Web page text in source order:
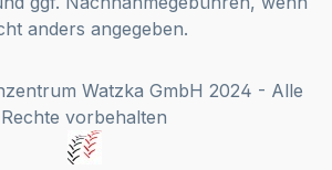
anders angegeben.
Watzka GmbH 2024 - Alle
Rechte vorbehalten